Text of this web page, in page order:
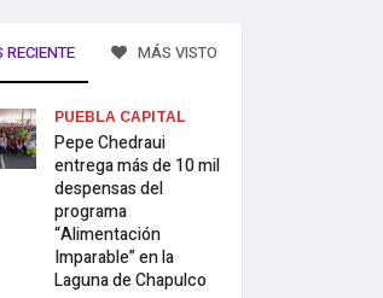
MÁS VISTO
PUEBLA CAPITAL
Pepe Chedraui
entrega más de 10 mil
despensas del
programa
“Alimentación
Imparable” en la
Laguna de Chapulco